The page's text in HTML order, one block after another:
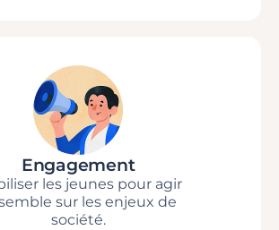
Engagement
les jeunes pour agir
sur les enjeux de
société.